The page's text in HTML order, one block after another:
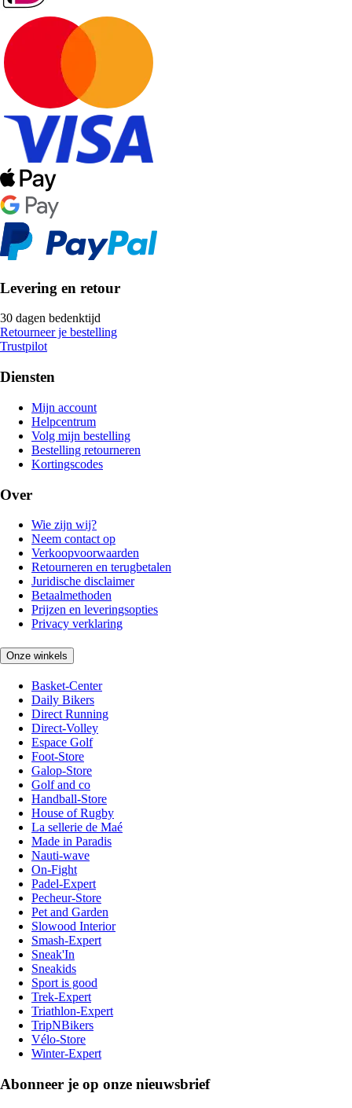
Levering en retour
30 dagen bedenktijd
Retourneer je bestelling
Trustpilot
Diensten
Mijn account
Helpcentrum
Volg mijn bestelling
Bestelling retourneren
Kortingscodes
Over
Wie zijn wij?
Neem contact op
Verkoopvoorwaarden
Retourneren en terugbetalen
Juridische disclaimer
Betaalmethoden
Prijzen en leveringsopties
Privacy verklaring
Onze winkels
Basket-Center
Daily Bikers
Direct Running
Direct-Volley
Espace Golf
Foot-Store
Galop-Store
Golf and co
Handball-Store
House of Rugby
La sellerie de Maé
Made in Paradis
Nauti-wave
On-Fight
Padel-Expert
Pecheur-Store
Pet and Garden
Slowood Interior
Smash-Expert
Sneak'In
Sneakids
Sport is good
Trek-Expert
Triathlon-Expert
TripNBikers
Vélo-Store
Winter-Expert
Abonneer je op onze nieuwsbrief